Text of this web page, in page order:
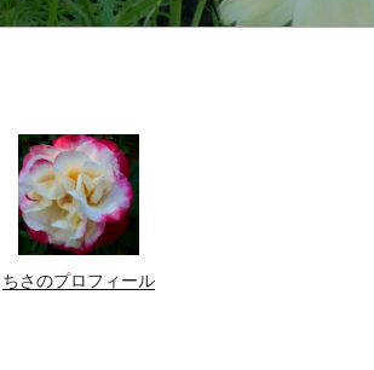
ちさのプロフィール